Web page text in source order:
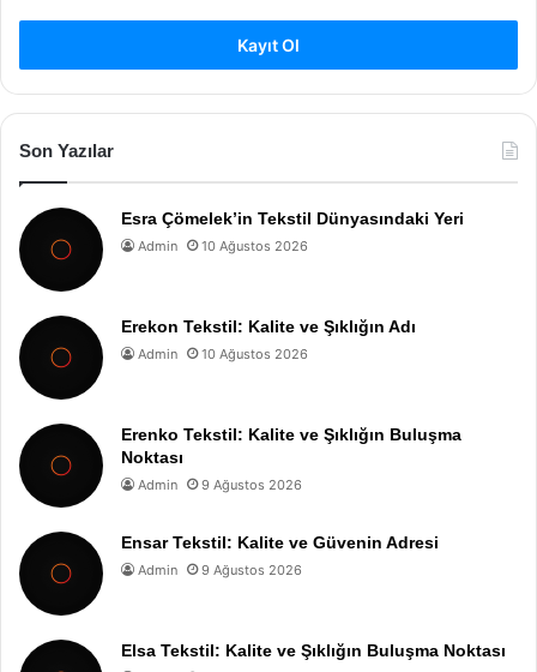
Kayıt Ol
Son Yazılar
Esra Çömelek’in Tekstil Dünyasındaki Yeri
Admin 10 Ağustos 2026
Erekon Tekstil: Kalite ve Şıklığın Adı
Admin 10 Ağustos 2026
Erenko Tekstil: Kalite ve Şıklığın Buluşma
Noktası
Admin 9 Ağustos 2026
Ensar Tekstil: Kalite ve Güvenin Adresi
Admin 9 Ağustos 2026
Elsa Tekstil: Kalite ve Şıklığın Buluşma Noktası